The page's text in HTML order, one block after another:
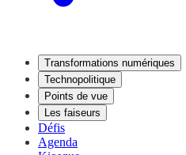
Transformations numériques
Technopolitique
Points de vue
Les faiseurs
Défis
Agenda